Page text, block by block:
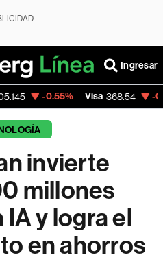
Ingresar
Visa 368.54 -0.28%
invierte
millones
y logra el
en ahorros